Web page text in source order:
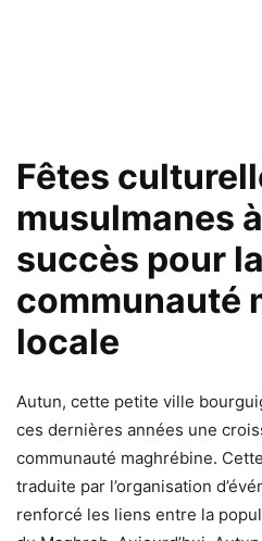
Fêtes
musulmanes
succès pour la
communauté
locale
Autun, cette petite ville
ces dernières années une
communauté maghrébine.
traduite par l’organisation
renforcé les liens entre la